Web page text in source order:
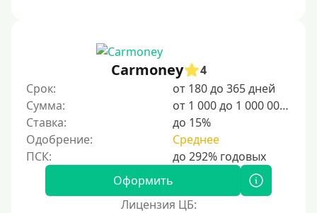
2500 руб
3000 руб
4000 руб
5000 руб
7000 руб
Carmoney
4
Срок:
от 180 до 365 дней
Сумма:
от 1 000 до 1 000 000 ₽
Ставка:
до 15%
Одобрение:
Среднее
Оформить
Лицензия ЦБ: